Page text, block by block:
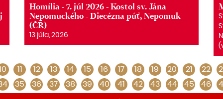
Homília - 7. júl 2026 - Kostol sv. Jána
Nepomuckého - Diecézna púť, Nepomuk
(ČR)
13 júla, 2026
11 12 13 14 15 16 17 18 19 20 21 22
35 36 37 38 39 40 41 42 43 44 45 46